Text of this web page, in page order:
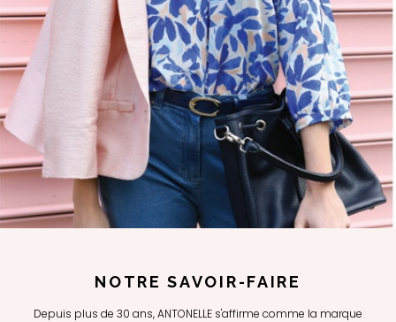
NOTRE SAVOIR-FAIRE
Depuis plus de 30 ans, ANTONELLE s'affirme comme la marque